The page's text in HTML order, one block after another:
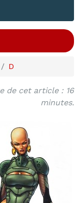
D
de cet article : 16
minutes.